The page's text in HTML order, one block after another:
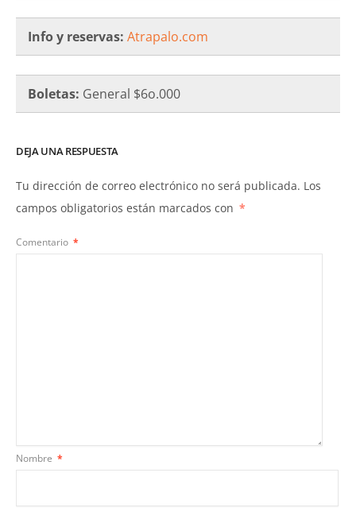
Info y reservas: Atrapalo.com
Boletas: General $6o.000
DEJA UNA RESPUESTA
Tu dirección de correo electrónico no será publicada. Los
campos obligatorios están marcados con *
Comentario *
Nombre *